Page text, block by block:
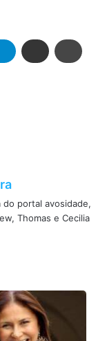
portal avosidade,
Thomas e Cecilia